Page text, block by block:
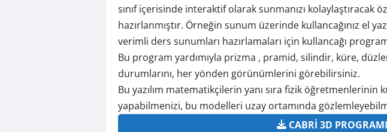
sınıf içerisinde interaktif olarak sunmanızı kolaylaştıracak
hazırlanmıştır. Örneğin sunum üzerinde kullancağınız el
verimli ders sunumları hazırlamaları için kullancağı
Bu program yardımıyla prizma , pramid, silindir, küre,
durumlarını, her yönden görünümlerini görebilirsiniz.
Bu yazılım matematikçilerin yanı sıra fizik
yapabilmenizi, bu modelleri uzay ortamında
CABRİ 3D